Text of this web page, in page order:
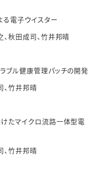
電子ウイスター
田成司、竹井邦晴
ル健康管理パッチの開発
竹井邦晴
マイクロ流路一体型電
竹井邦晴